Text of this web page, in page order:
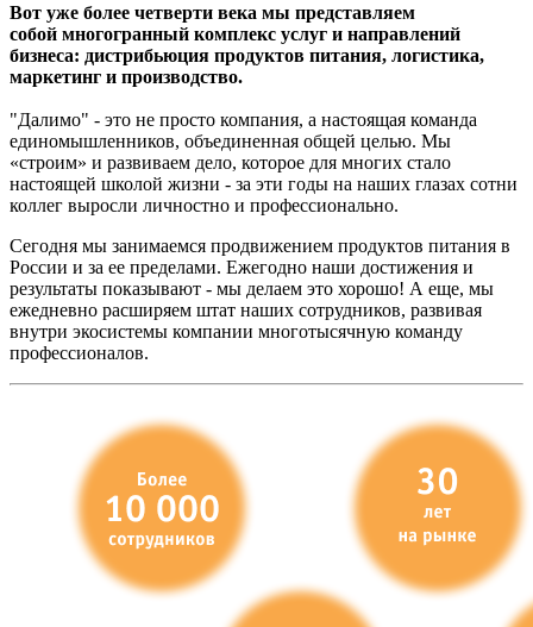
Вот уже более четверти века мы представляем
собой многогранный комплекс услуг и направлений
бизнеса: дистрибьюция продуктов питания, логистика,
маркетинг и производство.
"Далимо" - это не просто компания, а настоящая команда
единомышленников, объединенная общей целью. Мы
«строим» и развиваем дело, которое для многих стало
настоящей школой жизни - за эти годы на наших глазах сотни
коллег выросли личностно и профессионально.
Сегодня мы занимаемся продвижением продуктов питания в
России и за ее пределами. Ежегодно наши достижения и
результаты показывают - мы делаем это хорошо! А еще, мы
ежедневно расширяем штат наших сотрудников, развивая
внутри экосистемы компании многотысячную команду
профессионалов.